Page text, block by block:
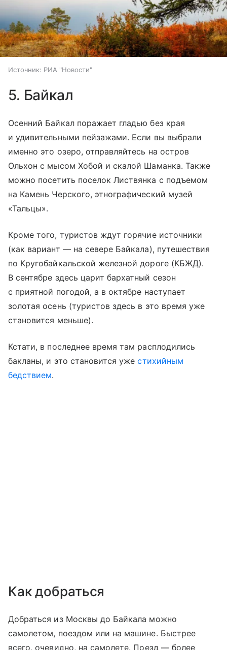
Источник: РИА "Новости"
5. Байкал
Осенний Байкал поражает гладью без края
и удивительными пейзажами. Если вы выбрали
именно это озеро, отправляйтесь на остров
Ольхон с мысом Хобой и скалой Шаманка. Также
можно посетить поселок Листвянка с подъемом
на Камень Черского, этнографический музей
«Тальцы».
Кроме того, туристов ждут горячие источники
(как вариант — на севере Байкала), путешествия
по Кругобайкальской железной дороге (КБЖД).
В сентябре здесь царит бархатный сезон
с приятной погодой, а в октябре наступает
золотая осень (туристов здесь в это время уже
становится меньше).
Кстати, в последнее время там расплодились
бакланы, и это становится ужестихийным
бедствием.
Как добраться
Добраться из Москвы до Байкала можно
самолетом, поездом или на машине. Быстрее
всего, очевидно, на самолете. Поезд — более